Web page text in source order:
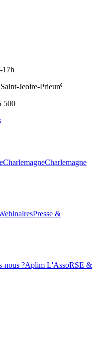
17h
Jeoire-Prieuré
500
CharlemagneCharlemagne
Presse &
nous ?Aplim L'AssoRSE &